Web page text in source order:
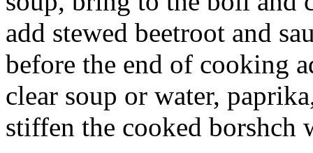
add stewed beetroot and
before the end of cooking
clear soup or water,
stiffen the cooked borshch